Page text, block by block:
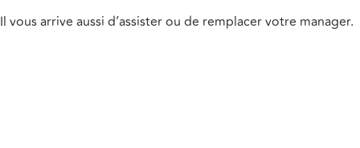
Il vous arrive aussi d’assister ou de remplacer votre manager.